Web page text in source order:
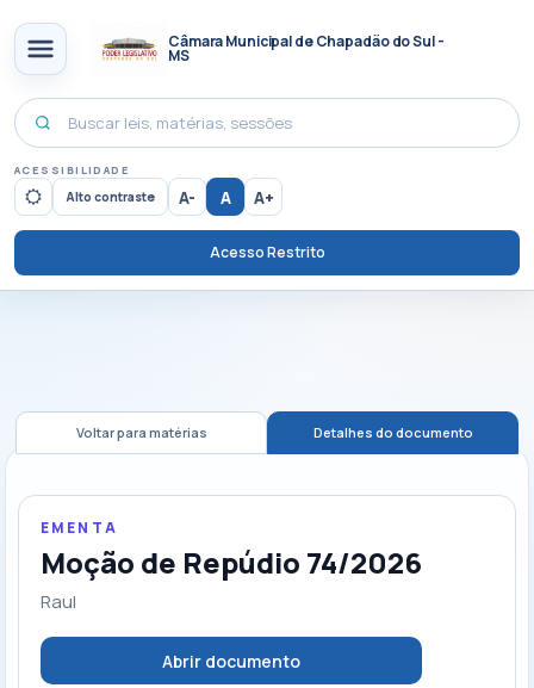
Câmara Municipal de Chapadão do Sul -
MS
ACESSIBILIDADE
Alto contraste A- A A+
Acesso Restrito
Voltar para matérias Detalhes do documento
EMENTA
Moção de Repúdio 74/2026
Raul
Abrir documento